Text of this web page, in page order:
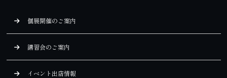
個展開催のご案内
講習会のご案内
イベント出店情報